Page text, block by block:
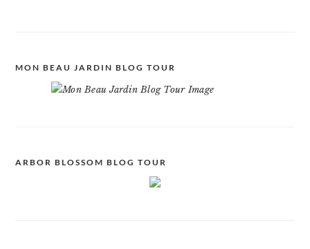
MON BEAU JARDIN BLOG TOUR
ARBOR BLOSSOM BLOG TOUR